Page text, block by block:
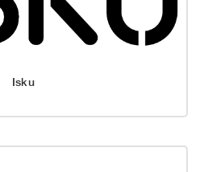
Isku